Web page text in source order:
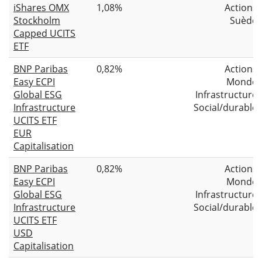
iShares OMX
Stockholm
Capped UCITS
ETF
1,08%
Actions
Suède
BNP Paribas
Easy ECPI
Global ESG
Infrastructure
UCITS ETF
EUR
Capitalisation
0,82%
Actions
Monde
Infrastructure
Social/durable
BNP Paribas
Easy ECPI
Global ESG
Infrastructure
UCITS ETF
USD
Capitalisation
0,82%
Actions
Monde
Infrastructure
Social/durable